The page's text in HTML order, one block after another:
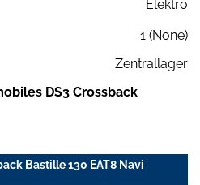
Elektro
1 (None)
Zentrallager
DS3 Crossback
Bastille 130 EAT8 Navi